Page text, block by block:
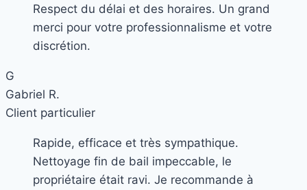
Respect du délai et des horaires. Un grand
merci pour votre professionnalisme et votre
discrétion.
G
Gabriel R.
Client particulier
Rapide, efficace et très sympathique.
Nettoyage fin de bail impeccable, le
propriétaire était ravi. Je recommande à